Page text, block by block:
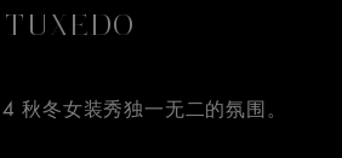
TUXEDO
秋冬女装秀独一无二的氛围。